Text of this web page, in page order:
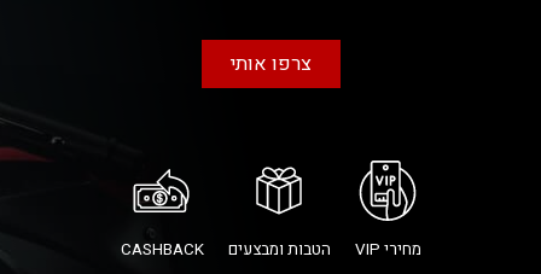
צרפו אותי
מחירי VIP הטבות ומבצעים CASHBACK